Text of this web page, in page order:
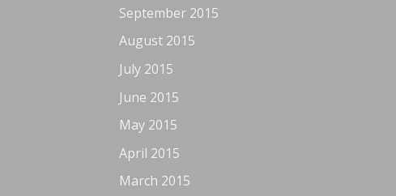
September 2015
August 2015
July 2015
June 2015
May 2015
April 2015
March 2015